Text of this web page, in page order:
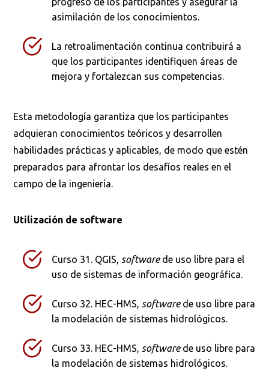
asimilación de los conocimientos.
La retroalimentación continua contribuirá a
que los participantes identifiquen áreas de
mejora y fortalezcan sus competencias.
Esta metodología garantiza que los participantes
adquieran conocimientos teóricos y desarrollen
habilidades prácticas y aplicables, de modo que estén
preparados para afrontar los desafíos reales en el
campo de la ingeniería.
Utilización de software
Curso 31. QGIS, softwarede uso libre para el
uso de sistemas de información geográfica.
Curso 32. HEC-HMS, softwarede uso libre para
la modelación de sistemas hidrológicos.
Curso 33. HEC-HMS, softwarede uso libre para
la modelación de sistemas hidrológicos.
Ordenar por:
Buscar